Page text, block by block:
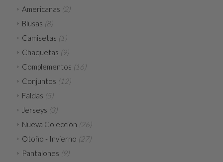
Americanas (2)
Blusas (8)
Camisetas (1)
Chaquetas (9)
Complementos (16)
Conjuntos (12)
Faldas (5)
Jerseys (3)
Nueva Colección (26)
Otoño - Invierno (27)
Pantalones (9)